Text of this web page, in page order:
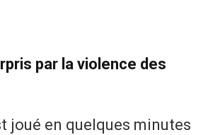
par la violence des
joué en quelques minutes